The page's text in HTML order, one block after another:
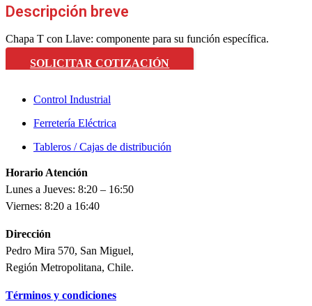
Descripción breve
Chapa T con Llave: componente para su función específica.
SOLICITAR COTIZACIÓN
Control Industrial
Ferretería Eléctrica
Tableros / Cajas de distribución
Horario Atención
Lunes a Jueves: 8:20 – 16:50
Viernes: 8:20 a 16:40
Dirección
Pedro Mira 570, San Miguel,
Región Metropolitana, Chile.
Términos y condiciones